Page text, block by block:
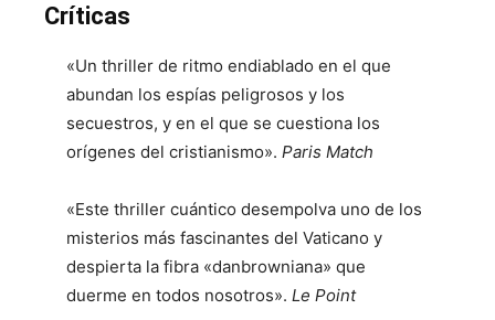
Críticas
«Un thriller de ritmo endiablado en el que
abundan los espías peligrosos y los
secuestros, y en el que se cuestiona los
orígenes del cristianismo». Paris Match
«Este thriller cuántico desempolva uno de los
misterios más fascinantes del Vaticano y
despierta la fibra «danbrowniana» que
duerme en todos nosotros». Le Point